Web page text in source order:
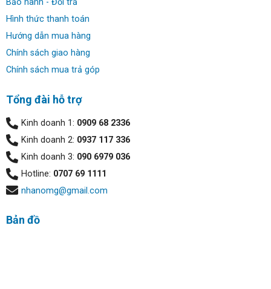
Hình thức thanh toán
Hướng dẫn mua hàng
Chính sách giao hàng
Chính sách mua trả góp
Tổng đài hỗ trợ
Kinh doanh 1: 0909 68 2336
Kinh doanh 2: 0937 117 336
Kinh doanh 3: 090 6979 036
Hotline: 0707 69 1111
nhanomg@gmail.com
Bản đồ